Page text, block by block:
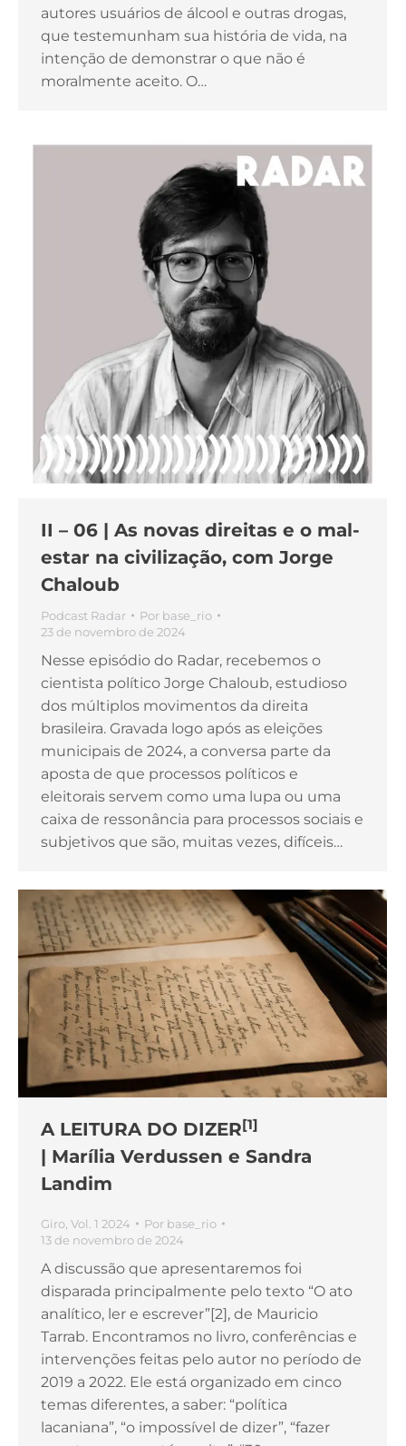
autores usuários de álcool e outras drogas,
que testemunham sua história de vida, na
intenção de demonstrar o que não é
moralmente aceito. O…
II – 06 | As novas direitas e o mal-
estar na civilização, com Jorge
Chaloub
Podcast Radar Por base_rio
23 de novembro de 2024
Nesse episódio do Radar, recebemos o
cientista político Jorge Chaloub, estudioso
dos múltiplos movimentos da direita
brasileira. Gravada logo após as eleições
municipais de 2024, a conversa parte da
aposta de que processos políticos e
eleitorais servem como uma lupa ou uma
caixa de ressonância para processos sociais e
subjetivos que são, muitas vezes, difíceis…
A LEITURA DO DIZER[1]
| Marília Verdussen e Sandra
Landim
Giro Vol. 1 2024 Por base_rio
13 de novembro de 2024
A discussão que apresentaremos foi
disparada principalmente pelo texto “O ato
analítico, ler e escrever”[2], de Mauricio
Tarrab. Encontramos no livro, conferências e
intervenções feitas pelo autor no período de
2019 a 2022. Ele está organizado em cinco
temas diferentes, a saber: “política
lacaniana”, “o impossível de dizer”, “fazer